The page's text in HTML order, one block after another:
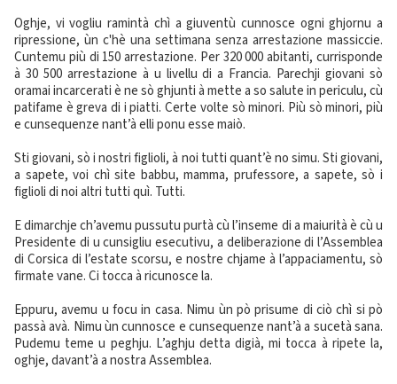
Oghje, vi vogliu ramintà chì a giuventù cunnosce ogni ghjornu a
ripressione, ùn c'hè una settimana senza arrestazione massiccie.
Cuntemu più di 150 arrestazione. Per 320 000 abitanti, currisponde
à 30 500 arrestazione à u livellu di a Francia. Parechji giovani sò
oramai incarcerati è ne sò ghjunti à mette a so salute in periculu, cù
patifame è greva di i piatti. Certe volte sò minori. Più sò minori, più
e cunsequenze nant’à elli ponu esse maiò.
Sti giovani, sò i nostri figlioli, à noi tutti quant’è no simu. Sti giovani,
a sapete, voi chì site babbu, mamma, prufessore, a sapete, sò i
figlioli di noi altri tutti quì. Tutti.
E dimarchje ch’avemu pussutu purtà cù l’inseme di a maiurità è cù u
Presidente di u cunsigliu esecutivu, a deliberazione di l’Assemblea
di Corsica di l’estate scorsu, e nostre chjame à l’appaciamentu, sò
firmate vane. Ci tocca à ricunosce la.
Eppuru, avemu u focu in casa. Nimu ùn pò prisume di ciò chì si pò
passà avà. Nimu ùn cunnosce e cunsequenze nant’à a sucetà sana.
Pudemu teme u peghju. L’aghju detta digià, mi tocca à ripete la,
oghje, davant’à a nostra Assemblea.